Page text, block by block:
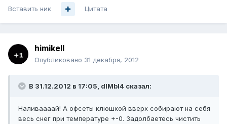
Вставить ник Цитата
himikell
Опубликовано 31 декабря, 2012
В 31.12.2012 в 17:05, dIMbI4 сказал:
Наливаааай! А офсеты клюшкой вверх собирают на себя
весь снег при температуре +-0. Задолбаетесь чистить